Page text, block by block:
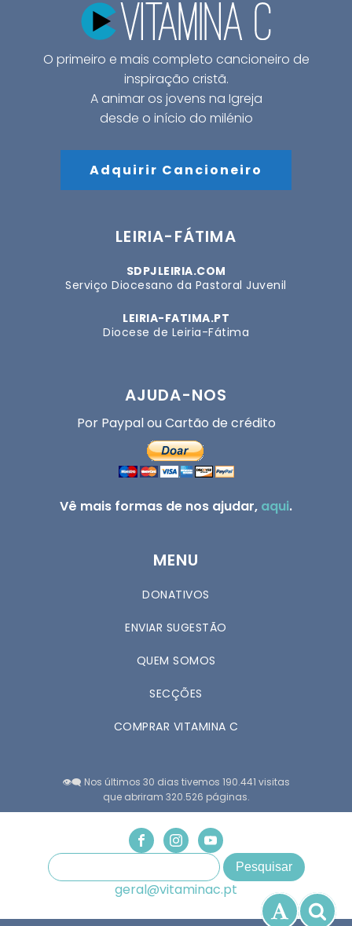
O primeiro e mais completo cancioneiro de
inspiração cristã.
A animar os jovens na Igreja
desde o início do milénio
Adquirir Cancioneiro
LEIRIA-FÁTIMA
SDPJLEIRIA.COM
Serviço Diocesano da Pastoral Juvenil
LEIRIA-FATIMA.PT
Diocese de Leiria-Fátima
AJUDA-NOS
Por Paypal ou Cartão de crédito
Vê mais formas de nos ajudar, aqui.
MENU
DONATIVOS
ENVIAR SUGESTÃO
QUEM SOMOS
SECÇÕES
COMPRAR VITAMINA C
👁️‍🗨️ Nos últimos 30 dias tivemos 190.441 visitas
que abriram 320.526 páginas.
geral@vitaminac.pt